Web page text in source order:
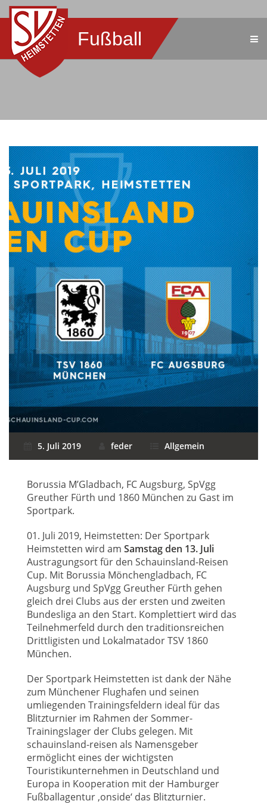
Fußball
5. Juli 2019 feder Allgemein
Borussia M’Gladbach, FC Augsburg, SpVgg
Greuther Fürth und 1860 München zu Gast im
Sportpark.
01. Juli 2019, Heimstetten: Der Sportpark
Heimstetten wird am Samstag den 13. Juli
Austragungsort für den Schauinsland-Reisen
Cup. Mit Borussia Mönchengladbach, FC
Augsburg und SpVgg Greuther Fürth gehen
gleich drei Clubs aus der ersten und zweiten
Bundesliga an den Start. Komplettiert wird das
Teilnehmerfeld durch den traditionsreichen
Drittligisten und Lokalmatador TSV 1860
München.
Der Sportpark Heimstetten ist dank der Nähe
zum Münchener Flughafen und seinen
umliegenden Trainingsfeldern ideal für das
Blitzturnier im Rahmen der Sommer-
Trainingslager der Clubs gelegen. Mit
schauinsland-reisen als Namensgeber
ermöglicht eines der wichtigsten
Touristikunternehmen in Deutschland und
Europa in Kooperation mit der Hamburger
Fußballagentur ‚onside‘ das Blitzturnier.